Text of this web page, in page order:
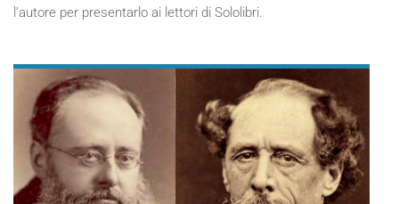
l’autore per presentarlo ai lettori di Sololibri.